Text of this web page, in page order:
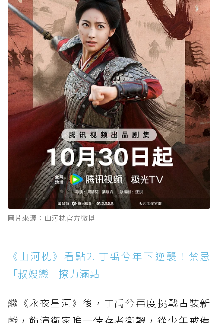
圖片來源：山河枕官方微博
《山河枕》看點2. 丁禹兮年下逆襲！禁忌
「叔嫂戀」撩力滿點
繼《永夜星河》後，丁禹兮再度挑戰古裝新
戲，飾演衛家唯一倖存者衛韞，從少年戒備